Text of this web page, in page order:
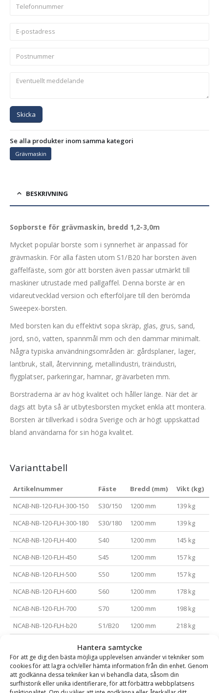
Hantera samtycke
För att ge dig den bästa möjliga upplevelsen använder vi tekniker som
cookies för att lagra och/eller hämta information från din enhet. Genom
att godkänna dessa tekniker kan vi behandla data, såsom din
surfhistorik eller unika identifierare, för att förbättra webbplatsens
Skicka
Se alla produkter inom samma kategori
Grävmaskin
BESKRIVNING
Sopborste för grävmaskin, bredd 1,2-3,0m
Mycket populär borste som i synnerhet är anpassad för
grävmaskin. För alla fästen utom S1/B20 har borsten även
gaffelfäste, som gör att borsten även passar utmärkt till
maskiner utrustade med pallgaffel. Denna borste är en
vidareutvecklad version och efterföljare till den berömda
Sweepex-borsten.
Med borsten kan du effektivt sopa skräp, glas, grus, sand,
jord, snö, vatten, spannmål mm och den dammar minimalt.
Några typiska användningsområden är: gårdsplaner, lager,
lantbruk, stall, återvinning, metallindustri, träindustri,
flygplatser, parkeringar, hamnar, grävarbeten mm.
Borstraderna är av hög kvalitet och håller länge. När det är
dags att byta så är utbytesborsten mycket enkla att montera.
Borsten är tillverkad i södra Sverige och är högt uppskattad
bland användarna för sin höga kvalitet.
Varianttabell
Artikelnummer Fäste Bredd (mm)
Vikt (kg)
NCAB-NB-120-FLH-300-150
S30/150 1200 mm
139 kg
NCAB-NB-120-FLH-300-180
S30/180 1200 mm
139 kg
NCAB-NB-120-FLH-400
S40 1200 mm
145 kg
NCAB-NB-120-FLH-450
S45 1200 mm
157 kg
NCAB-NB-120-FLH-500
S50 1200 mm
157 kg
NCAB-NB-120-FLH-600
S60 1200 mm
178 kg
NCAB-NB-120-FLH-700
S70 1200 mm
198 kg
NCAB-NB-120-FLH-b20
S1/B20 1200 mm
218 kg
NCAB-NB-150-FLH-300-180
S30/180 1500 mm
163 kg
NCAB-NB-150-FLH-400
S40 1500 mm
169 kg